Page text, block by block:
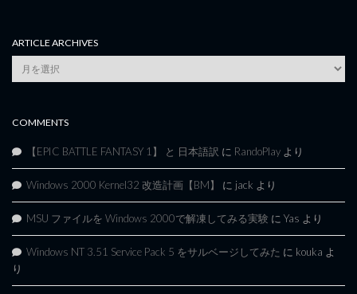
ARTICLE ARCHIVES
Article
Archives
COMMENTS
【EPIC BATTLE FANTASY 1】 と 日本語訳 に RandoPlay より
Windows 2000 Kernel32 改造計画【BM】 に jack より
MSU ファイルを Windows 2000で解凍してみる実験 に Yas より
Windows NT 3.51 Service Pack 5 をサルベージしてみた に kouka よ
り